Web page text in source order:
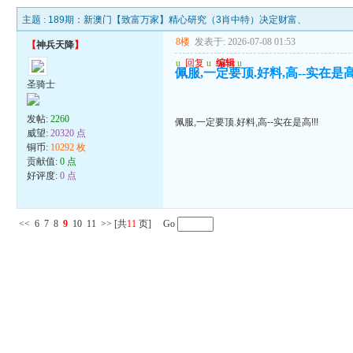
主题 : 189期：新澳门【致富万家】精心研究（3肖中特）决定财富、
【神兵天降】
圣骑士
发帖:2260
威望:20320 点
铜币: 10292 枚
贡献值:0 点
好评度:0 点
8楼 发表于: 2026-07-08 01:53
u 回复 u 编辑 u
佩服,一定要顶.好料,高--实在是
佩服,一定要顶.好料,高--实在是高!!!
<< 6 7 8 9 10 11 >> [共11 页] Go